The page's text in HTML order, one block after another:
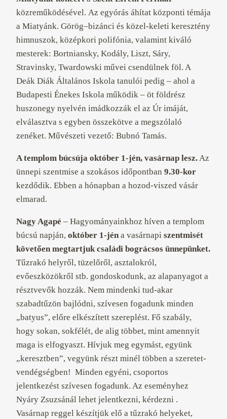
közreműködésével. Az egyórás áhítat központi témája
a Miatyánk. Görög–bizánci és közel-keleti keresztény
himnuszok, középkori polifónia, valamint kiváló
mesterek: Bortniansky, Kodály, Liszt, Sáry,
Stravinsky, Twardowski művei csendülnek föl. A
Deák Diák Általános Iskola tanulói pedig – ahol a
Budapesti Énekes Iskola működik – öt földrész
huszonegy nyelvén imádkozzák el az Úr imáját,
elválasztva s egyben összekötve a megszólaló
zenéket. Művészeti vezető: Bubnó Tamás.
A templom búcsúja október 1-jén, vasárnap lesz.Az
ünnepi szentmise a szokásos időpontban 9.30-kor
kezdődik. Ebben a hónapban a hozod-viszed vásár
elmarad.
Nagy Agapé – Hagyományainkhoz híven a templom
búcsú napján, október 1-jén a vasárnapi szentmisét
követően megtartjuk családi bográcsos ünnepünket.
Tűzrakó helyről, tüzelőről, asztalokról,
evőeszközökről stb. gondoskodunk, az alapanyagot a
résztvevők hozzák. Nem mindenki tud-akar
szabadtűzön bajlódni, szívesen fogadunk minden
„batyus”, előre elkészített szereplést. Fő szabály,
hogy sokan, sokfélét, de alig többet, mint amennyit
maga is elfogyaszt. Hívjuk meg egymást, együnk
„keresztben”, vegyünk részt minél többen a szeretet-
vendégségben! Minden egyéni, csoportos
jelentkezést szívesen fogadunk. Az eseményhez
Nyáry Zsuzsánál lehet jelentkezni, kérdezni .
Vasárnap reggel készítjük elő a tűzrakó helyeket,